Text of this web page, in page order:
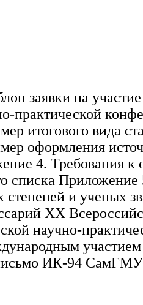
заявки на
практической
итогового вида
оформления
4. Требования
списка Приложение
и ученых
XX
научно-
ИК-94 СамГМУ